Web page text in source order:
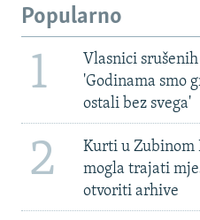
Popularno
1
Vlasnici
'Godinama smo
ostali bez svega'
2
Kurti u Zubinom
mogla trajati
otvoriti arhive